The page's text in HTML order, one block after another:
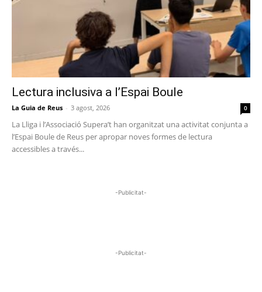
Lectura inclusiva a l’Espai Boule
La Guia de Reus - 3 agost, 2026 0
La Lliga i l’Associació Supera’t han organitzat una activitat conjunta a
l’Espai Boule de Reus per apropar noves formes de lectura
accessibles a través...
-Publicitat-
-Publicitat-